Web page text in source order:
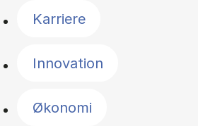
Karriere
Innovation
Økonomi